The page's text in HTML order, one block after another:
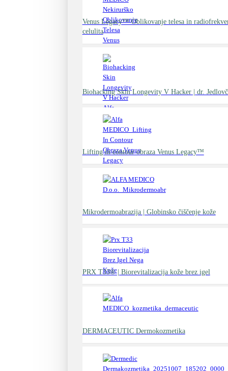
Venus Legacy™ Oblikovanje telesa in
celulita
Biohacking Skin Longevity V Hacker | dr.
Lifting in contour obraza Venus Legacy™
Mikrodermoabrazija | Globinsko čiščenje kože
PRX T33® | Biorevitalizacija kože brez igel
DERMACEUTIC Dermokozmetika